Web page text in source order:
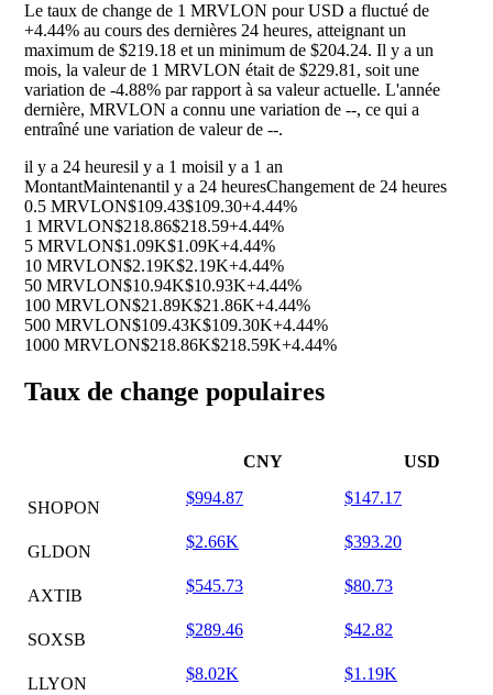
Le taux de change de 1 MRVLON pour USD a fluctué de
+4.44% au cours des dernières 24 heures, atteignant un
maximum de $219.18 et un minimum de $204.24. Il y a un
mois, la valeur de 1 MRVLON était de $229.81, soit une
variation de -4.88% par rapport à sa valeur actuelle. L'année
dernière, MRVLON a connu une variation de --, ce qui a
entraîné une variation de valeur de --.
il y a 24 heuresil y a 1 moisil y a 1 an
MontantMaintenantil y a 24 heuresChangement de 24 heures
0.5 MRVLON$109.43$109.30+4.44%
1 MRVLON$218.86$218.59+4.44%
5 MRVLON$1.09K$1.09K+4.44%
10 MRVLON$2.19K$2.19K+4.44%
50 MRVLON$10.94K$10.93K+4.44%
100 MRVLON$21.89K$21.86K+4.44%
500 MRVLON$109.43K$109.30K+4.44%
1000 MRVLON$218.86K$218.59K+4.44%
Taux de change populaires
CNY USD
SHOPON
$994.87 $147.17
GLDON
$2.66K $393.20
AXTIB
$545.73 $80.73
SOXSB
$289.46 $42.82
LLYON
$8.02K $1.19K